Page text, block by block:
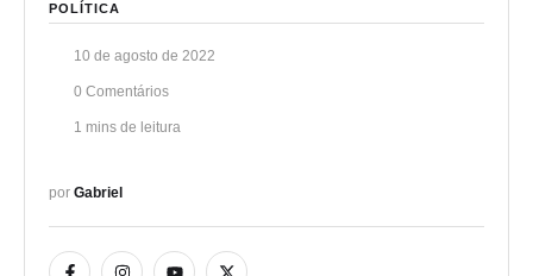
POLÍTICA
10 de agosto de 2022
0 Comentários
1 mins de leitura
por Gabriel